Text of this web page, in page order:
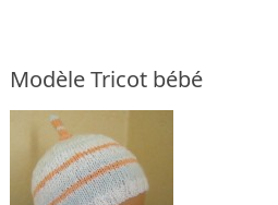
Modèle Tricot bébé